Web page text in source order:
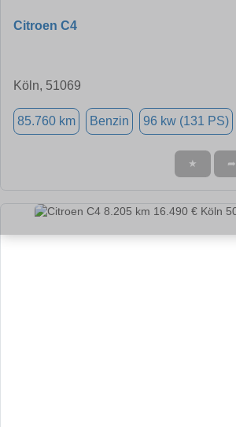
Citroen C4
Köln, 51069
85.760 km Benzin 96 kw (131 PS)
★ ➦